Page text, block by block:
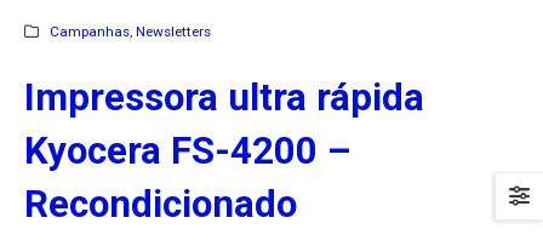
Campanhas, Newsletters
Impressora ultra rápida
Kyocera FS-4200 –
Recondicionado